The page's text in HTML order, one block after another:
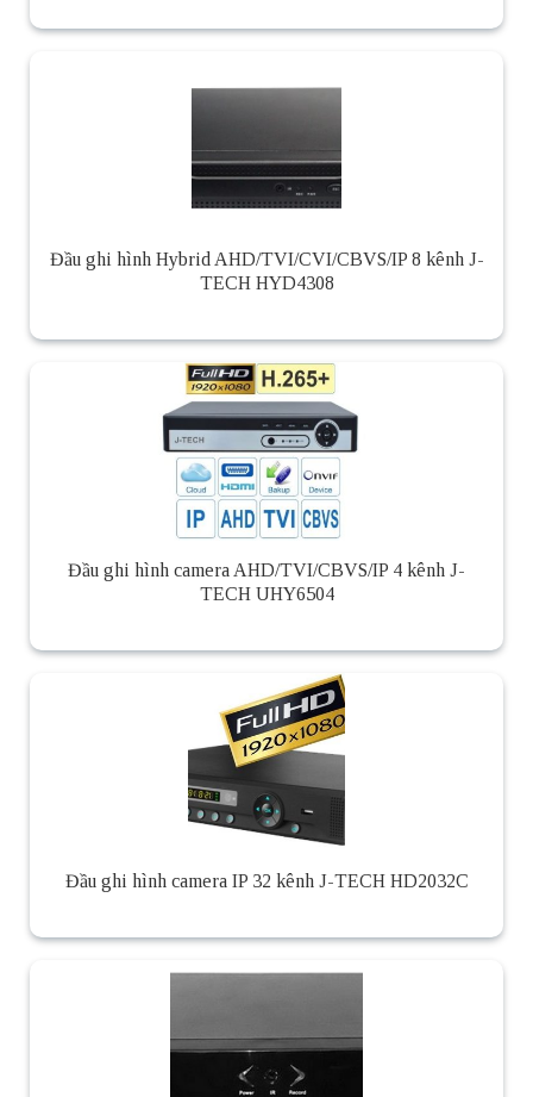
Đầu ghi hình Hybrid AHD/TVI/CVI/CBVS/IP 8 kênh J-
TECH HYD4308
Đầu ghi hình camera AHD/TVI/CBVS/IP 4 kênh J-
TECH UHY6504
Đầu ghi hình camera IP 32 kênh J-TECH HD2032C